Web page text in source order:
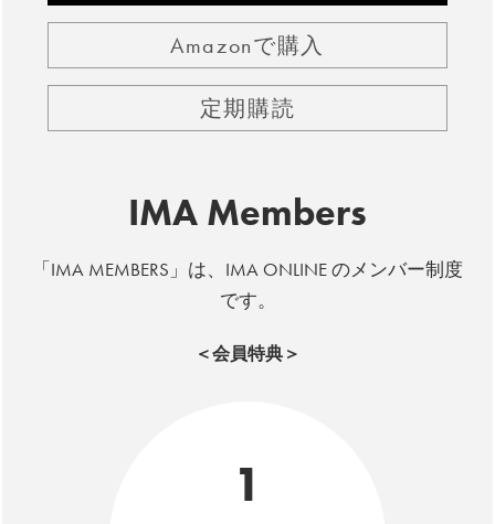
Amazonで購入
定期購読
IMA Members
「IMA MEMBERS」は、IMA ONLINE のメンバー制度
です。
＜会員特典＞
1